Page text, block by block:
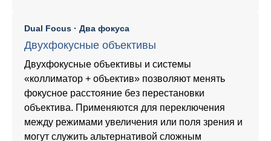
Dual Focus · Два фокуса
Двухфокусные объективы
Двухфокусные объективы и системы
«коллиматор + объектив» позволяют менять
фокусное расстояние без перестановки
объектива. Применяются для переключения
между режимами увеличения или поля зрения и
могут служить альтернативой сложным